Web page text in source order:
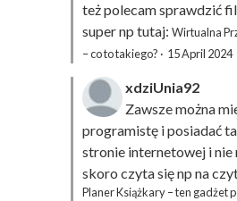
też polecam sprawdzić
super np tutaj: Wirtualna
– co to takiego? · 15 April 2024
xdziUnia92
Zawsze można
programistę i posiadać
stronie internetowej i nie
skoro czyta się np na
Planer Książkary – ten gadżet